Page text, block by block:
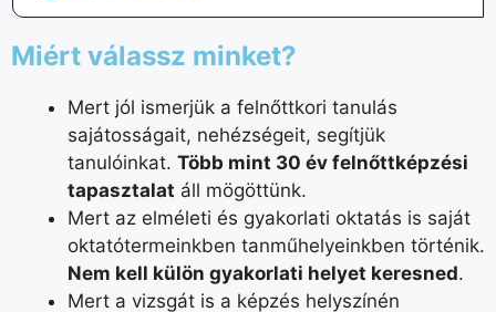
Miért válassz minket?
Mert jól ismerjük a felnőttkori tanulás
sajátosságait, nehézségeit, segítjük
tanulóinkat. Több mint 30 év felnőttképzési
tapasztalat áll mögöttünk.
Mert az elméleti és gyakorlati oktatás is saját
oktatótermeinkben tanműhelyeinkben történik.
Nem kell külön gyakorlati helyet keresned.
Mert a vizsgát is a képzés helyszínén